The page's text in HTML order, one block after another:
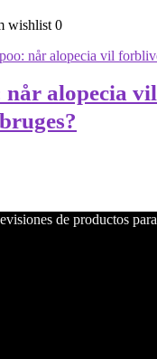
wishlist 0
når alopecia
de productos